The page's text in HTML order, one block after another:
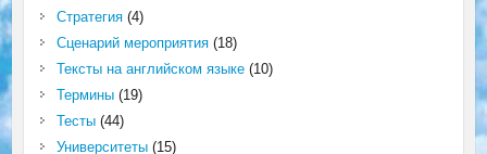
Стратегия(4)
Сценарий мероприятия(18)
Тексты на английском языке(10)
Термины(19)
Тесты(44)
Университеты(15)